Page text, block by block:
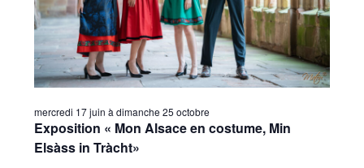
Exposition « Mon Alsace en costume, Min
Elsàss in Tràcht»
mercredi 17 juin à dimanche 25 octobre